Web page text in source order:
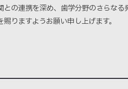
の連携を深め、歯学分野のさらなる
りますようお願い申し上げます。